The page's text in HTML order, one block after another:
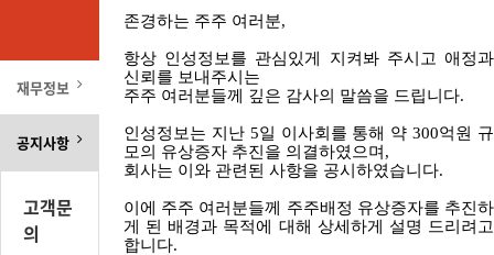
존경하는 주주 여러분,
항상 인성정보를 관심있게 지켜봐 주시고 애정과
신뢰를 보내주시는
주주 여러분들께 깊은 감사의 말씀을 드립니다.
인성정보는 지난5일 이사회를 통해 약 300억원 규
모의 유상증자 추진을 의결하였으며 ,
회사는 이와 관련된 사항을 공시하였습니다.
이에 주주 여러분들께 주주배정 유상증자를 추진하
게 된 배경과 목적에 대해 상세하게 설명 드리려고
합니다.
재무정보
공지사항
고객문
의